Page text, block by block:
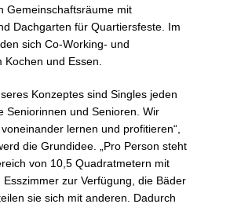
Gemeinschaftsräume mit
Dachgarten für Quartiersfeste. Im
sich Co-Working- und
und Essen.
Konzeptes sind Singles jeden
Seniorinnen und Senioren. Wir
lernen und profitieren“,
die Grundidee. „Pro Person steht
von 10,5 Quadratmetern mit
Esszimmer zur Verfügung, die Bäder
sie sich mit anderen. Dadurch